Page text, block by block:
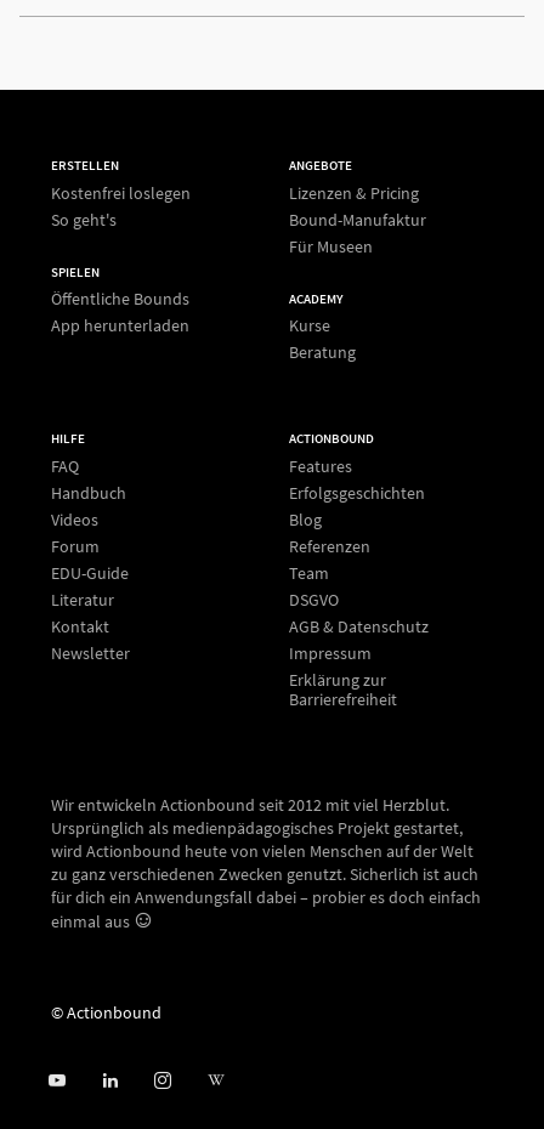
ERSTELLEN
Kostenfrei loslegen
So geht's
SPIELEN
Öffentliche Bounds
App herunterladen
ANGEBOTE
Lizenzen & Pricing
Bound-Manufaktur
Für Museen
ACADEMY
Kurse
Beratung
HILFE
FAQ
Handbuch
Videos
Forum
EDU-Guide
Literatur
Kontakt
Newsletter
ACTIONBOUND
Features
Erfolgsgeschichten
Blog
Referenzen
Team
DSGVO
AGB & Datenschutz
Impressum
Erklärung zur
Barrierefreiheit
Wir entwickeln Actionbound seit 2012 mit viel Herzblut.
Ursprünglich als medienpädagogisches Projekt gestartet,
wird Actionbound heute von vielen Menschen auf der Welt
zu ganz verschiedenen Zwecken genutzt. Sicherlich ist auch
für dich ein Anwendungsfall dabei – probier es doch einfach
einmal aus
© Actionbound